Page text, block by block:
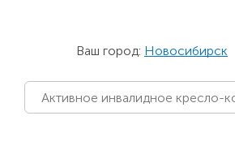
Ваш город: Новосибирск